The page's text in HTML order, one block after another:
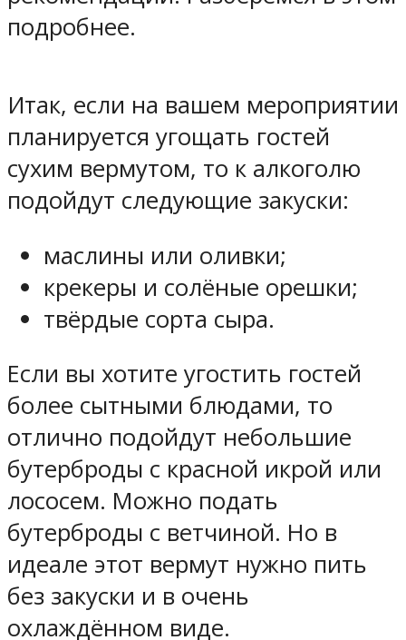
подробнее.
Итак, если на вашем мероприятии
планируется угощать гостей
сухим вермутом, то к алкоголю
подойдут следующие закуски:
маслины или оливки;
крекеры и солёные орешки;
твёрдые сорта сыра.
Если вы хотите угостить гостей
более сытными блюдами, то
отлично подойдут небольшие
бутерброды с красной икрой или
лососем. Можно подать
бутерброды с ветчиной. Но в
идеале этот вермут нужно пить
без закуски и в очень
охлаждённом виде.